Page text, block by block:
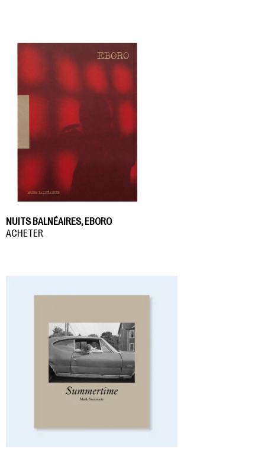
NUITS BALNÉAIRES, EBORO
ACHETER